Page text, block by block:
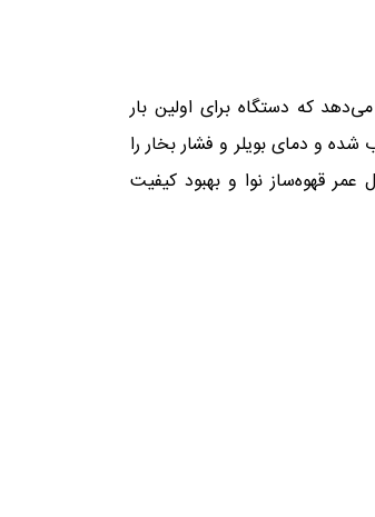
که دستگاه برای اولین‌ بار
و دمای بویلر و فشار بخار را
قهوه‌ساز نوا و بهبود کیفیت